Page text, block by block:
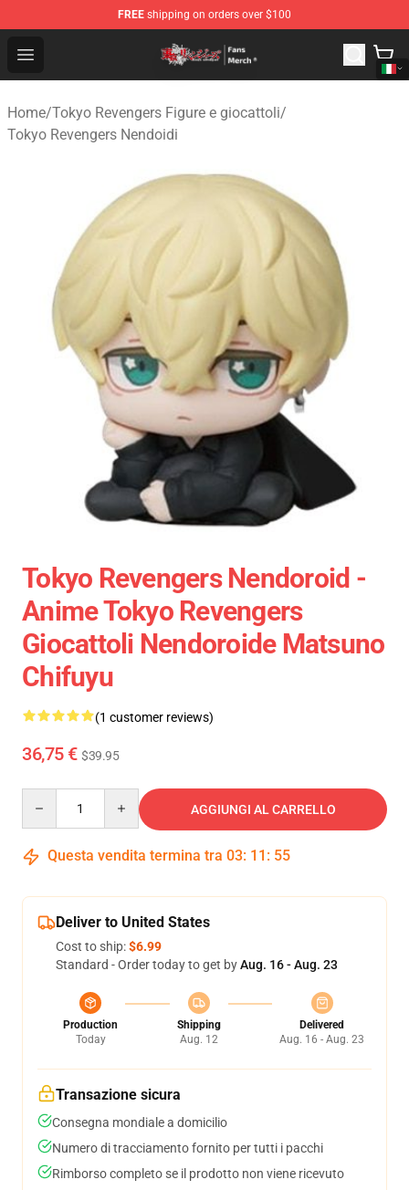
FREE shipping on orders over $100
Open menu
Tokyo Revengers Store - Official Tokyo Revengers
Home/Tokyo Revengers Figure e giocattoli/
Tokyo Revengers Nendoidi
Tokyo Revengers Nendoroid -
Anime Tokyo Revengers
Giocattoli Nendoroide Matsuno
Chifuyu
(1 customer reviews)
36,75 € $39.95
AGGIUNGI AL CARRELLO
Questa vendita termina tra 03: 11 : 55
Deliver to United States
Cost to ship:$6.99
Standard - Order today to get byAug. 16 - Aug. 23
Production
Today
Shipping
Aug. 12
Delivered
Aug. 16 - Aug. 23
Transazione sicura
Consegna mondiale a domicilio
Numero di tracciamento fornito per tutti i pacchi
Rimborso completo se il prodotto non viene ricevuto